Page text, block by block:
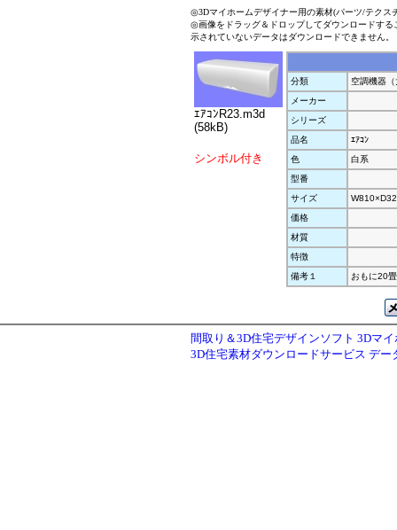
◎3Dマイホームデザイナー用の素材(パーツ/テクス
◎画像をドラッグ＆ドロップしてダウンロードす
示されていないデータはダウンロードできません。
ｴｱｺﾝR23.m3d
(58kB)
シンボル付き
分類
空調機器
メーカー
シリーズ
品名
ｴｱｺﾝ
色
白系
型番
サイズ
価格
材質
特徴
備考１
おもに20
間取り＆3D住宅デザインソフト 3Dマ
3D住宅素材ダウンロードサービス デー